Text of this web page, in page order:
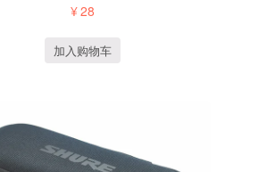
¥28
加入购物车